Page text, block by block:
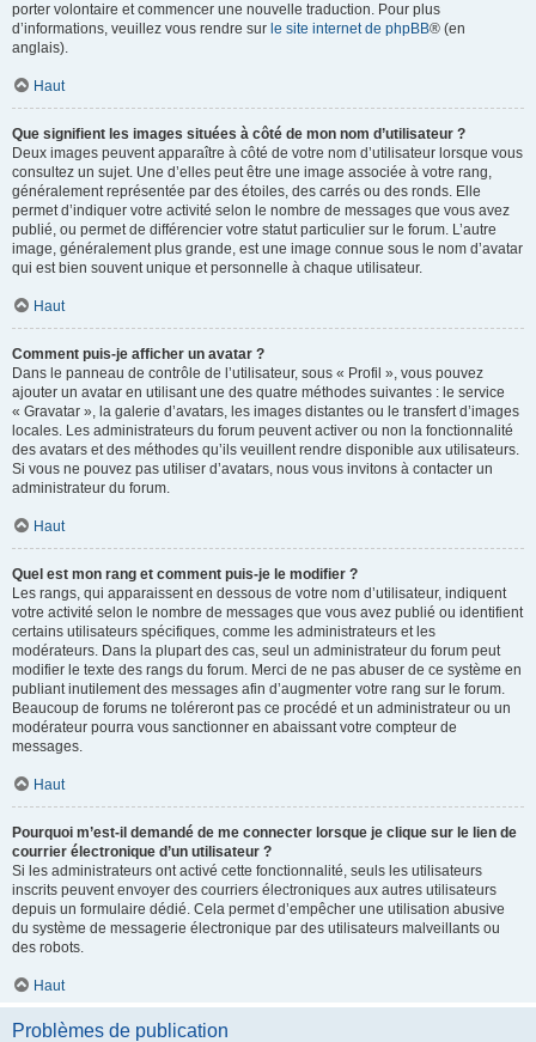
porter volontaire et commencer une nouvelle traduction. Pour plus
d’informations, veuillez vous rendre sur le site internet de phpBB® (en
anglais).
Haut
Que signifient les images situées à côté de mon nom d’utilisateur ?
Deux images peuvent apparaître à côté de votre nom d’utilisateur lorsque vous
consultez un sujet. Une d’elles peut être une image associée à votre rang,
généralement représentée par des étoiles, des carrés ou des ronds. Elle
permet d’indiquer votre activité selon le nombre de messages que vous avez
publié, ou permet de différencier votre statut particulier sur le forum. L’autre
image, généralement plus grande, est une image connue sous le nom d’avatar
qui est bien souvent unique et personnelle à chaque utilisateur.
Haut
Comment puis-je afficher un avatar ?
Dans le panneau de contrôle de l’utilisateur, sous « Profil », vous pouvez
ajouter un avatar en utilisant une des quatre méthodes suivantes : le service
« Gravatar », la galerie d’avatars, les images distantes ou le transfert d’images
locales. Les administrateurs du forum peuvent activer ou non la fonctionnalité
des avatars et des méthodes qu’ils veuillent rendre disponible aux utilisateurs.
Si vous ne pouvez pas utiliser d’avatars, nous vous invitons à contacter un
administrateur du forum.
Haut
Quel est mon rang et comment puis-je le modifier ?
Les rangs, qui apparaissent en dessous de votre nom d’utilisateur, indiquent
votre activité selon le nombre de messages que vous avez publié ou identifient
certains utilisateurs spécifiques, comme les administrateurs et les
modérateurs. Dans la plupart des cas, seul un administrateur du forum peut
modifier le texte des rangs du forum. Merci de ne pas abuser de ce système en
publiant inutilement des messages afin d’augmenter votre rang sur le forum.
Beaucoup de forums ne toléreront pas ce procédé et un administrateur ou un
modérateur pourra vous sanctionner en abaissant votre compteur de
messages.
Haut
Pourquoi m’est-il demandé de me connecter lorsque je clique sur le lien de
courrier électronique d’un utilisateur ?
Si les administrateurs ont activé cette fonctionnalité, seuls les utilisateurs
inscrits peuvent envoyer des courriers électroniques aux autres utilisateurs
depuis un formulaire dédié. Cela permet d’empêcher une utilisation abusive
du système de messagerie électronique par des utilisateurs malveillants ou
des robots.
Haut
Problèmes de publication